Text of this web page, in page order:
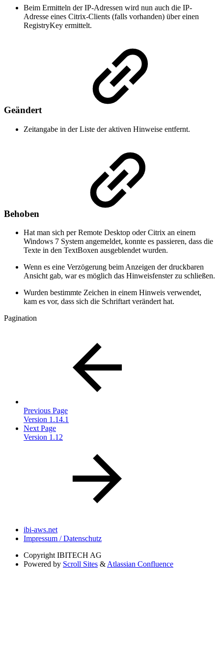
Beim Ermitteln der IP-Adressen wird nun auch die IP-
Adresse eines Citrix-Clients (falls vorhanden) über einen
RegistryKey ermittelt.
Geändert
Zeitangabe in der Liste der aktiven Hinweise entfernt.
Behoben
Hat man sich per Remote Desktop oder Citrix an einem
Windows 7 System angemeldet, konnte es passieren, dass die
Texte in den TextBoxen ausgeblendet wurden.
Wenn es eine Verzögerung beim Anzeigen der druckbaren
Ansicht gab, war es möglich das Hinweisfenster zu schließen.
Wurden bestimmte Zeichen in einem Hinweis verwendet,
kam es vor, dass sich die Schriftart verändert hat.
Pagination
Previous Page
Version 1.14.1
Next Page
Version 1.12
ibi-aws.net
Impressum / Datenschutz
Copyright IBITECH AG
Powered by Scroll Sites & Atlassian Confluence